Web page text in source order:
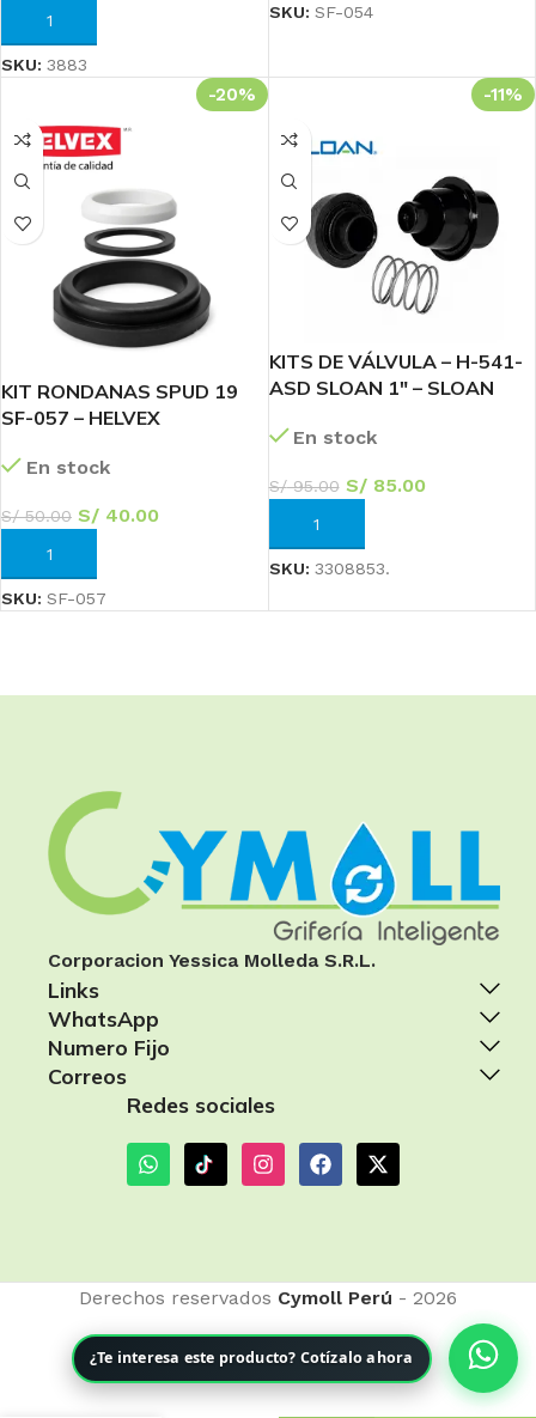
¿Te interesa este producto? Cotízalo ahora
AÑADIR AL CARRITO
SKU: 3883
SKU: SF-054
-20%
KIT RONDANAS SPUD 19
SF-057 – HELVEX
En stock
S/50.00 S/ 40.00
AÑADIR AL CARRITO
SKU: SF-057
-11%
KITS DE VÁLVULA – H-541-
ASD SLOAN 1″ – SLOAN
En stock
S/95.00 S/85.00
AÑADIR AL CARRITO
SKU: 3308853.
Corporacion Yessica Molleda S.R.L.
Links
WhatsApp
Numero Fijo
Correos
Redes sociales
Derechos reservados Cymoll Perú - 2026
LLAVE